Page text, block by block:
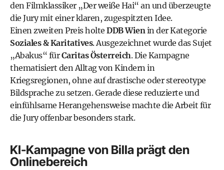
den Filmklassiker „Der weiße Hai“ an und überzeugte
die Jury mit einer klaren, zugespitzten Idee.
Einen zweiten Preis holte DDB Wienin der Kategorie
Soziales & Karitatives. Ausgezeichnet wurde das Sujet
„Abakus“ fürCaritas Österreich. Die Kampagne
thematisiert den Alltag von Kindern in
Kriegsregionen, ohne auf drastische oder stereotype
Bildsprache zu setzen. Gerade diese reduzierte und
einfühlsame Herangehensweise machte die Arbeit für
die Jury offenbar besonders stark.
KI-Kampagne von Billa prägt den
Onlinebereich